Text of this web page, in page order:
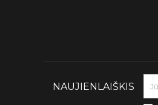
NAUJIENLAIŠKIS